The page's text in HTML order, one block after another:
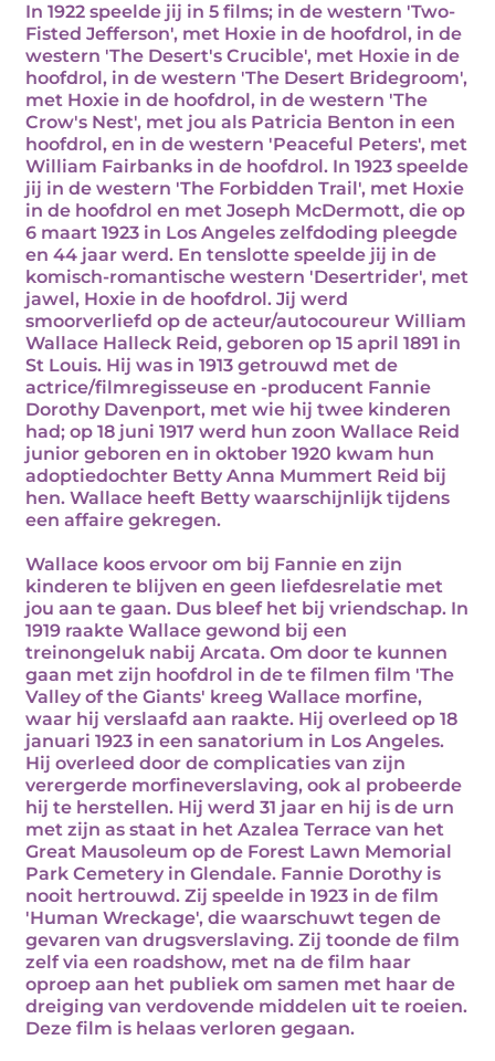
In 1922 speelde jij in 5 films; in de western 'Two-
Fisted Jefferson', met Hoxie in de hoofdrol, in de
western 'The Desert's Crucible', met Hoxie in de
hoofdrol, in de western 'The Desert Bridegroom',
met Hoxie in de hoofdrol, in de western 'The
Crow's Nest', met jou als Patricia Benton in een
hoofdrol, en in de western 'Peaceful Peters', met
William Fairbanks in de hoofdrol. In 1923 speelde
jij in de western 'The Forbidden Trail', met Hoxie
in de hoofdrol en met Joseph McDermott, die op
6 maart 1923 in Los Angeles zelfdoding pleegde
en 44 jaar werd. En tenslotte speelde jij in de
komisch-romantische western 'Desertrider', met
jawel, Hoxie in de hoofdrol. Jij werd
smoorverliefd op de acteur/autocoureur William
Wallace Halleck Reid, geboren op 15 april 1891 in
St Louis. Hij was in 1913 getrouwd met de
actrice/filmregisseuse en -producent Fannie
Dorothy Davenport, met wie hij twee kinderen
had; op 18 juni 1917 werd hun zoon Wallace Reid
junior geboren en in oktober 1920 kwam hun
adoptiedochter Betty Anna Mummert Reid bij
hen. Wallace heeft Betty waarschijnlijk tijdens
een affaire gekregen.
Wallace koos ervoor om bij Fannie en zijn
kinderen te blijven en geen liefdesrelatie met
jou aan te gaan. Dus bleef het bij vriendschap. In
1919 raakte Wallace gewond bij een
treinongeluk nabij Arcata. Om door te kunnen
gaan met zijn hoofdrol in de te filmen film 'The
Valley of the Giants' kreeg Wallace morfine,
waar hij verslaafd aan raakte. Hij overleed op 18
januari 1923 in een sanatorium in Los Angeles.
Hij overleed door de complicaties van zijn
verergerde morfineverslaving, ook al probeerde
hij te herstellen. Hij werd 31 jaar en hij is de urn
met zijn as staat in het Azalea Terrace van het
Great Mausoleum op de Forest Lawn Memorial
Park Cemetery in Glendale. Fannie Dorothy is
nooit hertrouwd. Zij speelde in 1923 in de film
'Human Wreckage', die waarschuwt tegen de
gevaren van drugsverslaving. Zij toonde de film
zelf via een roadshow, met na de film haar
oproep aan het publiek om samen met haar de
dreiging van verdovende middelen uit te roeien.
Deze film is helaas verloren gegaan.